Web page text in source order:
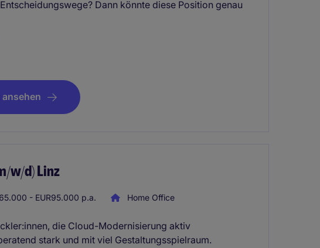
Dann könnte diese Position genau
w/d) Linz
- EUR95.000 p.a. Home Office
die Cloud-Modernisierung aktiv
stark und mit viel Gestaltungsspielraum.